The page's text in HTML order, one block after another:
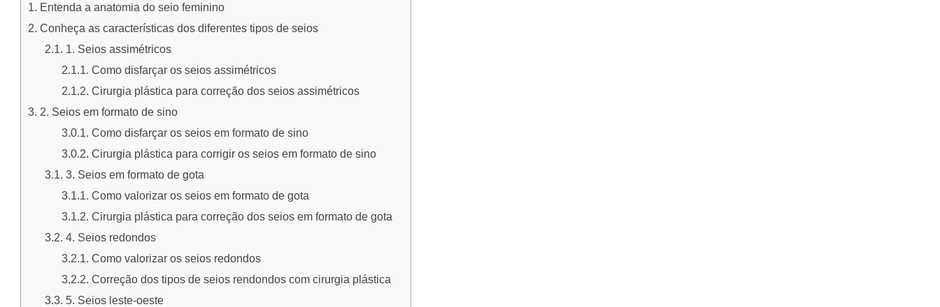
Entenda a anatomia do seio feminino
Conheça as características dos diferentes tipos de seios
1. Seios assimétricos
Como disfarçar os seios assimétricos
Cirurgia plástica para correção dos seios assimétricos
2. Seios em formato de sino
Como disfarçar os seios em formato de sino
Cirurgia plástica para corrigir os seios em formato de sino
3. Seios em formato de gota
Como valorizar os seios em formato de gota
Cirurgia plástica para correção dos seios em formato de gota
4. Seios redondos
Como valorizar os seios redondos
Correção dos tipos de seios rendondos com cirurgia plástica
5. Seios leste-oeste